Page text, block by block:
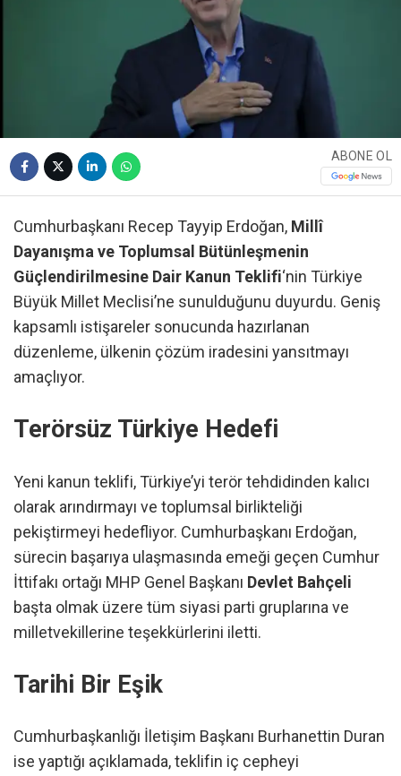
ABONE OL
Cumhurbaşkanı Recep Tayyip Erdoğan, Millî
Dayanışma ve Toplumsal Bütünleşmenin
Güçlendirilmesine Dair Kanun Teklifi‘nin Türkiye
Büyük Millet Meclisi’ne sunulduğunu duyurdu. Geniş
kapsamlı istişareler sonucunda hazırlanan
düzenleme, ülkenin çözüm iradesini yansıtmayı
amaçlıyor.
Terörsüz Türkiye Hedefi
Yeni kanun teklifi, Türkiye’yi terör tehdidinden kalıcı
olarak arındırmayı ve toplumsal birlikteliği
pekiştirmeyi hedefliyor. Cumhurbaşkanı Erdoğan,
sürecin başarıya ulaşmasında emeği geçen Cumhur
İttifakı ortağı MHP Genel Başkanı Devlet Bahçeli
başta olmak üzere tüm siyasi parti gruplarına ve
milletvekillerine teşekkürlerini iletti.
Tarihi Bir Eşik
Cumhurbaşkanlığı İletişim Başkanı Burhanettin Duran
ise yaptığı açıklamada, teklifin iç cepheyi